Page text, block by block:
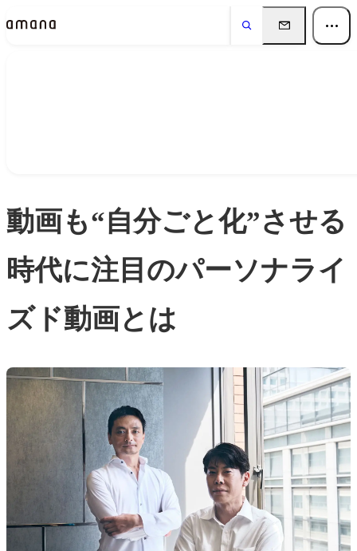
動画も“自分ごと化”させる
時代に注目のパーソナライ
ズド動画とは